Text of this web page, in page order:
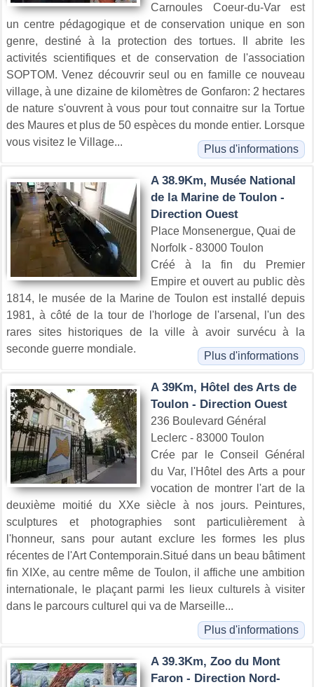
Carnoules Coeur-du-Var est
un centre pédagogique et de conservation unique en son
genre, destiné à la protection des tortues. Il abrite les
activités scientifiques et de conservation de l'association
SOPTOM. Venez découvrir seul ou en famille ce nouveau
village, à une dizaine de kilomètres de Gonfaron: 2 hectares
de nature s'ouvrent à vous pour tout connaitre sur la Tortue
des Maures et plus de 50 espèces du monde entier. Lorsque
vous visitez le Village...
Plus d'informations
A 38.9Km, Musée National
de la Marine de Toulon -
Direction Ouest
Place Monsenergue, Quai de
Norfolk - 83000 Toulon
Créé à la fin du Premier
Empire et ouvert au public dès
1814, le musée de la Marine de Toulon est installé depuis
1981, à côté de la tour de l'horloge de l'arsenal, l'un des
rares sites historiques de la ville à avoir survécu à la
seconde guerre mondiale.
Plus d'informations
A 39Km, Hôtel des Arts de
Toulon - Direction Ouest
236 Boulevard Général
Leclerc - 83000 Toulon
Crée par le Conseil Général
du Var, l'Hôtel des Arts a pour
vocation de montrer l'art de la
deuxième moitié du XXe siècle à nos jours. Peintures,
sculptures et photographies sont particulièrement à
l'honneur, sans pour autant exclure les formes les plus
récentes de l'Art Contemporain.Situé dans un beau bâtiment
fin XIXe, au centre même de Toulon, il affiche une ambition
internationale, le plaçant parmi les lieux culturels à visiter
dans le parcours culturel qui va de Marseille...
Plus d'informations
A 39.3Km, Zoo du Mont
Faron - Direction Nord-